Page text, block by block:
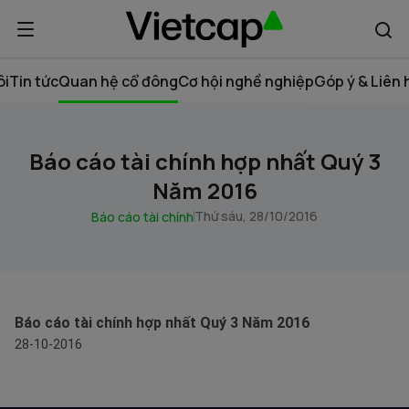
Tin tứcQuan hệ cổ đôngCơ hội nghề nghiệpGóp ý & Liên
Báo cáo tài chính hợp nhất Quý 3
Năm 2016
Báo cáo tài chínhThứ sáu, 28/10/2016
Báo cáo tài chính hợp nhất Quý 3 Năm 2016
28-10-2016